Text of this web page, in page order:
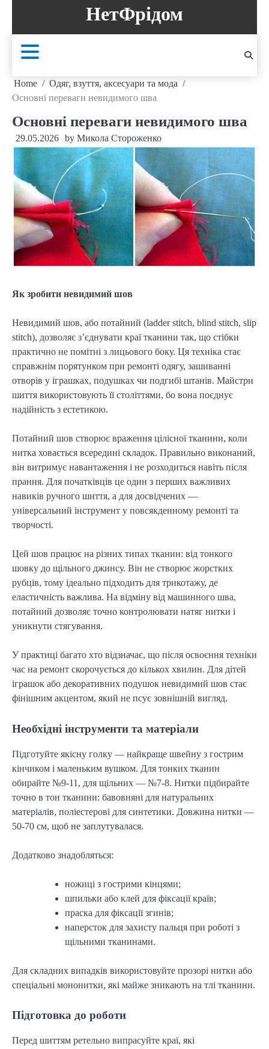
content
НетФрідом
Home
Одяг, взуття, аксесуари та мода
Основні переваги невидимого шва
Основні переваги невидимого шва
29.05.2026 by Микола Стороженко
Як зробити невидимий шов
Невидимий шов, або потайний (ladder stitch, blind stitch, slip
stitch), дозволяє з’єднувати краї тканини так, що стібки
практично не помітні з лицьового боку. Ця техніка стає
справжнім порятунком при ремонті одягу, зашиванні
отворів у іграшках, подушках чи подгибі штанів. Майстри
шиття використовують її століттями, бо вона поєднує
надійність з естетикою.
Потайний шов створює враження цілісної тканини, коли
нитка ховається всередині складок. Правильно виконаний,
він витримує навантаження і не розходиться навіть після
прання. Для початківців це один з перших важливих
навиків ручного шиття, а для досвідчених —
універсальний інструмент у повсякденному ремонті та
творчості.
Цей шов працює на різних типах тканин: від тонкого
шовку до щільного джинсу. Він не створює жорстких
рубців, тому ідеально підходить для трикотажу, де
еластичність важлива. На відміну від машинного шва,
потайний дозволяє точно контролювати натяг нитки і
уникнути стягування.
У практиці багато хто відзначає, що після освоєння техніки
час на ремонт скорочується до кількох хвилин. Для дітей
іграшок або декоративних подушок невидимий шов стає
фінішним акцентом, який не псує зовнішній вигляд.
Необхідні інструменти та матеріали
Підготуйте якісну голку — найкраще швейну з гострим
кінчиком і маленьким вушком. Для тонких тканин
обирайте №9-11, для щільних — №7-8. Нитки підбирайте
точно в тон тканини: бавовняні для натуральних
матеріалів, поліестерові для синтетики. Довжина нитки —
50-70 см, щоб не заплутувалася.
Додатково знадобляться:
ножиці з гострими кінцями;
шпильки або клей для фіксації країв;
праска для фіксації згинів;
наперсток для захисту пальця при роботі з
щільними тканинами.
Для складних випадків використовуйте прозорі нитки або
спеціальні мононитки, які майже зникають на тлі тканини.
Підготовка до роботи
Перед шиттям ретельно випрасуйте краї, які